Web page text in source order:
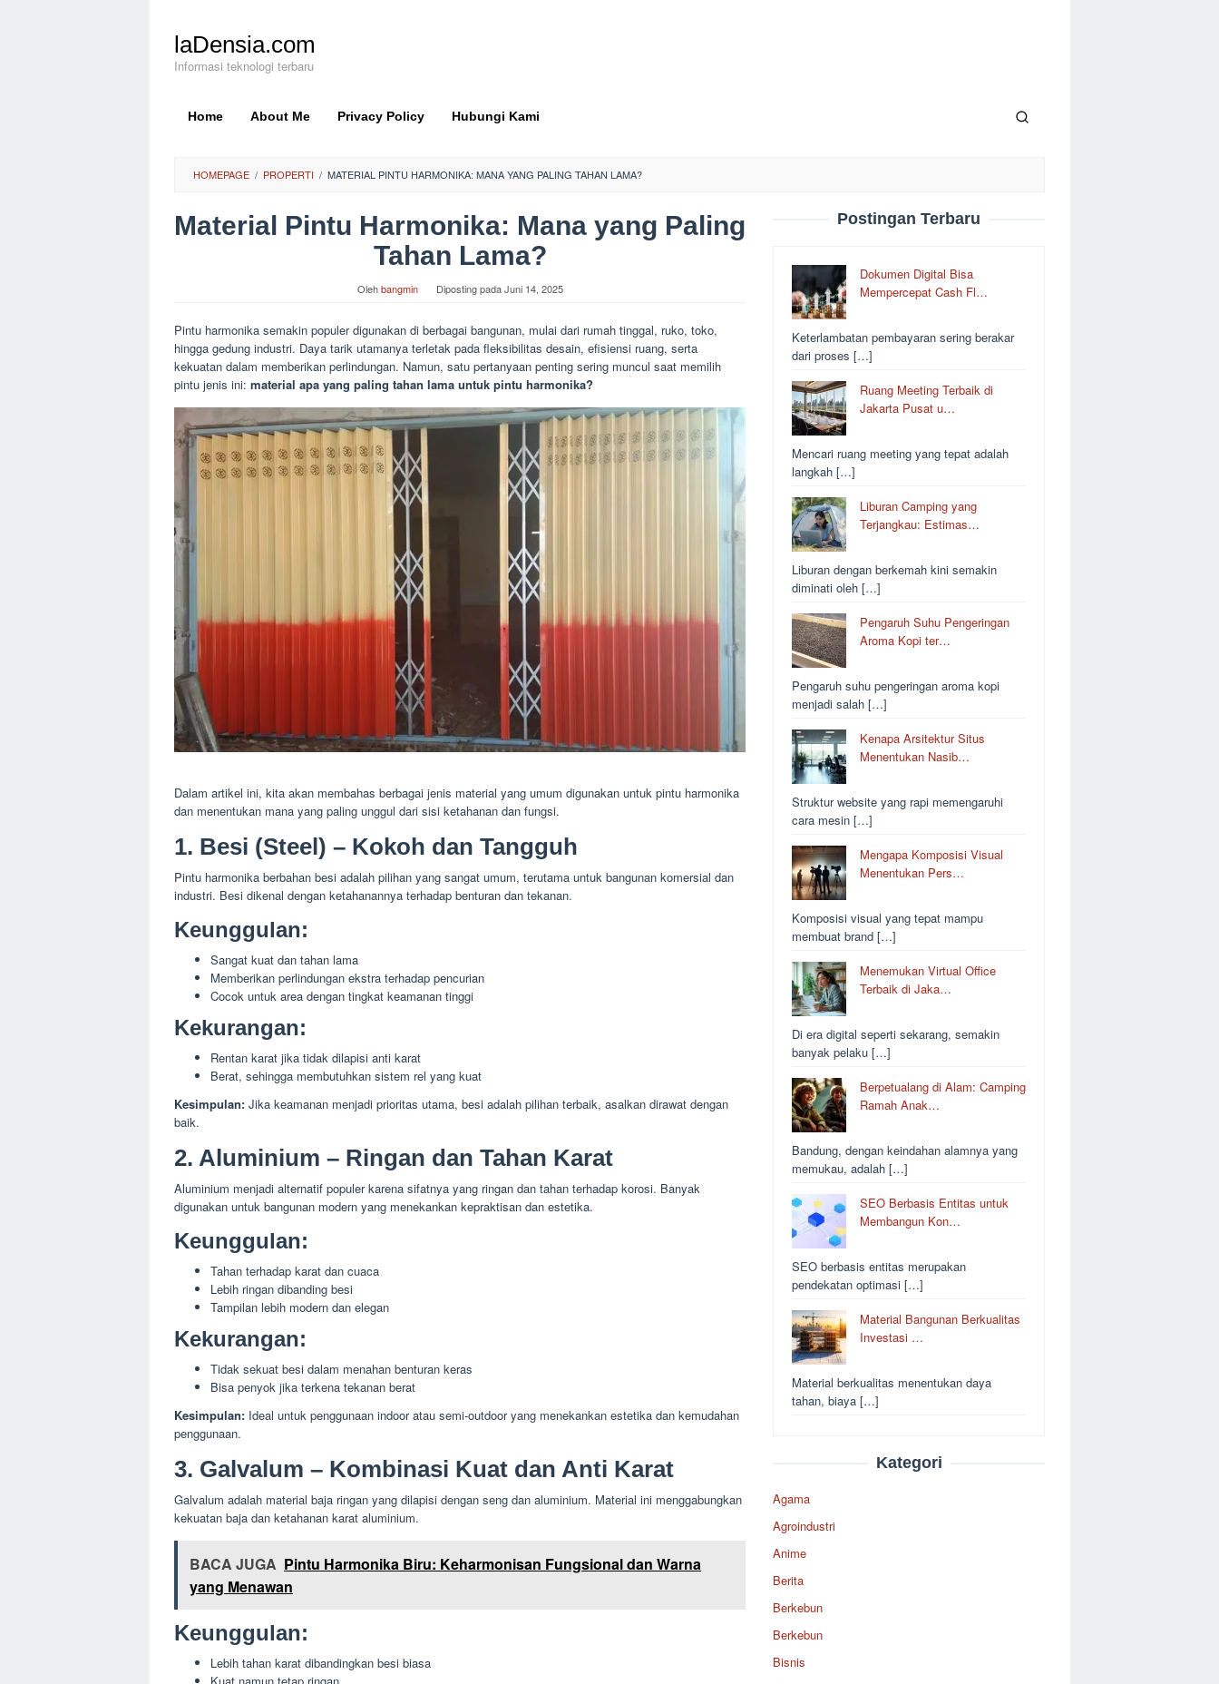
kontenlaDensia.com
Informasi teknologi terbaru
Home About Me Privacy Policy Hubungi Kami
HOMEPAGE / PROPERTI / MATERIAL PINTU HARMONIKA: MANA YANG PALING TAHAN LAMA?
Material Pintu Harmonika: Mana yang Paling
Tahan Lama?
Olehbangmin Diposting padaJuni 14, 2025
Pintu harmonika semakin populer digunakan di berbagai bangunan, mulai dari rumah tinggal, ruko, toko,
hingga gedung industri. Daya tarik utamanya terletak pada fleksibilitas desain, efisiensi ruang, serta
kekuatan dalam memberikan perlindungan. Namun, satu pertanyaan penting sering muncul saat memilih
pintu jenis ini: material apa yang paling tahan lama untuk pintu harmonika?
Dalam artikel ini, kita akan membahas berbagai jenis material yang umum digunakan untuk pintu harmonika
dan menentukan mana yang paling unggul dari sisi ketahanan dan fungsi.
1. Besi (Steel) – Kokoh dan Tangguh
Pintu harmonika berbahan besi adalah pilihan yang sangat umum, terutama untuk bangunan komersial dan
industri. Besi dikenal dengan ketahanannya terhadap benturan dan tekanan.
Keunggulan:
Sangat kuat dan tahan lama
Memberikan perlindungan ekstra terhadap pencurian
Cocok untuk area dengan tingkat keamanan tinggi
Kekurangan:
Rentan karat jika tidak dilapisi anti karat
Berat, sehingga membutuhkan sistem rel yang kuat
Kesimpulan: Jika keamanan menjadi prioritas utama, besi adalah pilihan terbaik, asalkan dirawat dengan
baik.
2. Aluminium – Ringan dan Tahan Karat
Aluminium menjadi alternatif populer karena sifatnya yang ringan dan tahan terhadap korosi. Banyak
digunakan untuk bangunan modern yang menekankan kepraktisan dan estetika.
Keunggulan:
Tahan terhadap karat dan cuaca
Lebih ringan dibanding besi
Tampilan lebih modern dan elegan
Kekurangan:
Tidak sekuat besi dalam menahan benturan keras
Bisa penyok jika terkena tekanan berat
Kesimpulan: Ideal untuk penggunaan indoor atau semi-outdoor yang menekankan estetika dan kemudahan
penggunaan.
3. Galvalum – Kombinasi Kuat dan Anti Karat
Galvalum adalah material baja ringan yang dilapisi dengan seng dan aluminium. Material ini menggabungkan
kekuatan baja dan ketahanan karat aluminium.
BACA JUGA Pintu Harmonika Biru: Keharmonisan Fungsional dan Warna
yang Menawan
Keunggulan:
Lebih tahan karat dibandingkan besi biasa
Postingan Terbaru
Dokumen Digital Bisa
Mempercepat Cash Fl…
Keterlambatan pembayaran sering berakar
dari proses […]
Ruang Meeting Terbaik di
Jakarta Pusat u…
Mencari ruang meeting yang tepat adalah
langkah […]
Liburan Camping yang
Terjangkau: Estimas…
Liburan dengan berkemah kini semakin
diminati oleh […]
Pengaruh Suhu Pengeringan
Aroma Kopi ter…
Pengaruh suhu pengeringan aroma kopi
menjadi salah […]
Kenapa Arsitektur Situs
Menentukan Nasib…
Struktur website yang rapi memengaruhi
cara mesin […]
Mengapa Komposisi Visual
Menentukan Pers…
Komposisi visual yang tepat mampu
membuat brand […]
Menemukan Virtual Office
Terbaik di Jaka…
Di era digital seperti sekarang, semakin
banyak pelaku […]
Berpetualang di Alam: Camping
Ramah Anak…
Bandung, dengan keindahan alamnya yang
memukau, adalah […]
SEO Berbasis Entitas untuk
Membangun Kon…
SEO berbasis entitas merupakan
pendekatan optimasi […]
Material Bangunan Berkualitas
Investasi …
Material berkualitas menentukan daya
tahan, biaya […]
Kategori
Agama
Agroindustri
Anime
Berita
Berkebun
Berkebun
Bisnis